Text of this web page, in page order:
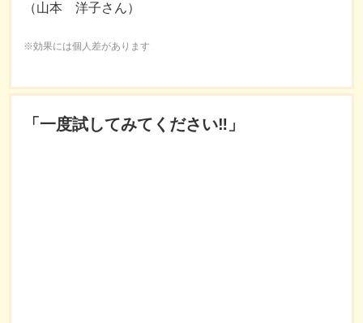
（山本 洋子さん）
※効果には個人差があります
「一度試してみてください‼︎」